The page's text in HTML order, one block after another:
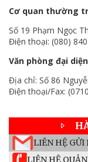
Cơ quan thường
Số 19 Phạm Ngọc
Điện thoại: (080)
Văn phòng đại
Địa chỉ: Số 86
Điện thoại/Fax:
LIÊN HỆ GỬI